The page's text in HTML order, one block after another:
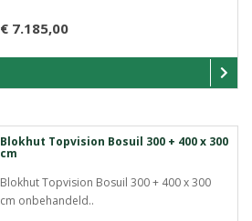
€ 7.185,00
Blokhut Topvision Bosuil 300 + 400 x 300
cm
Blokhut Topvision Bosuil 300 + 400 x 300
cm onbehandeld..